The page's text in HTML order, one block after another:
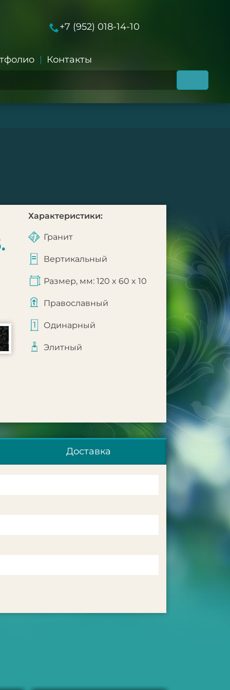
+7 (952) 018-14-10
Контакты
Характеристики:
Гранит
Вертикальный
Размер, мм: 120 x 60 x 10
Православный
Одинарный
Элитный
Доставка